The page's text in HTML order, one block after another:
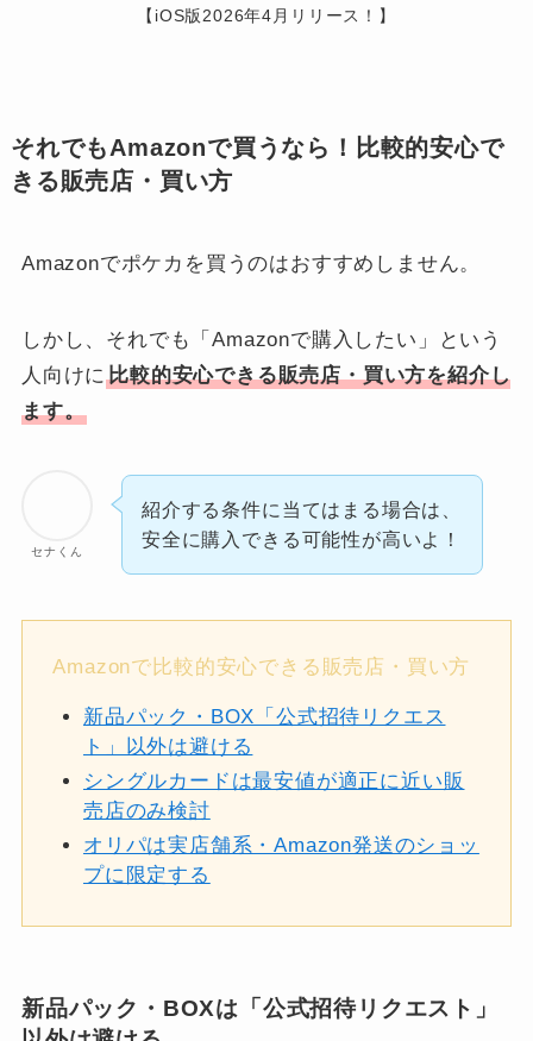
【iOS版2026年4月リリース！】
それでもAmazonで買うなら！比較的安心で
きる販売店・買い方
Amazonでポケカを買うのはおすすめしません。
しかし、それでも「Amazonで購入したい」という
人向けに比較的安心できる販売店・買い方を紹介し
ます。
セナくん
紹介する条件に当てはまる場合は、
安全に購入できる可能性が高いよ！
Amazonで比較的安心できる販売店・買い方
新品パック・BOX「公式招待リクエス
ト」以外は避ける
シングルカードは最安値が適正に近い販
売店のみ検討
オリパは実店舗系・Amazon発送のショッ
プに限定する
新品パック・BOXは「公式招待リクエスト」